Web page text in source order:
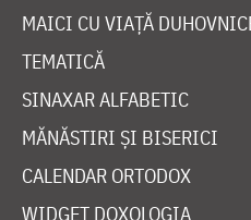
MAICI CU VIAȚĂ
TEMATICĂ
SINAXAR ALFABETIC
MĂNĂSTIRI ȘI BISERICI
CALENDAR ORTODOX
WIDGET DOXOLOGIA